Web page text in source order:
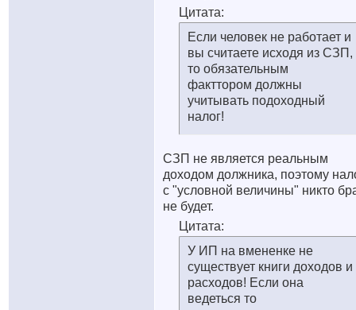
Цитата:
Если человек не работает и
вы считаете исходя из СЗП,
то обязательным
факттором должны
учитывать подоходный
налог!
СЗП не является реальным
доходом должника, поэтому
с "условной величины" никто
не будет.
Цитата:
У ИП на вмененке не
существует книги доходов и
расходов! Если она
ведеться то